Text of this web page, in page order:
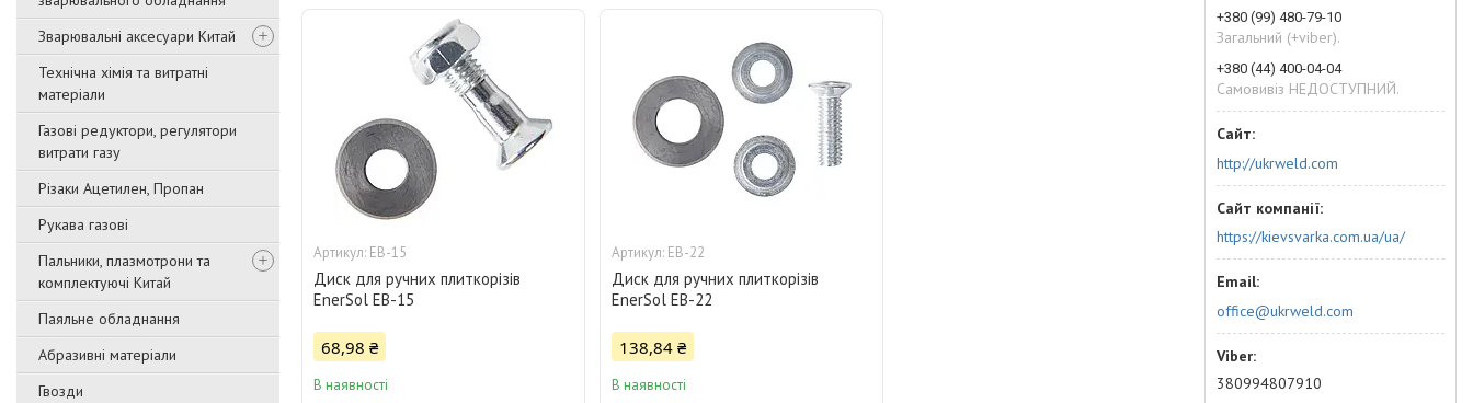
Зварювальні аксесуари Китай
Технічна хімія та витратні
матеріали
Газові редуктори, регулятори
витрати газу
Різаки Ацетилен, Пропан
Рукава газові
Пальники, плазмотрони та
комплектуючі Китай
Паяльне обладнання
Абразивні матеріали
Гвозди
EB-15
Диск для ручних плиткорізів
EnerSol EB-15
68,98 ₴
В наявності
EB-22
Диск для ручних плиткорізів
EnerSol EB-22
138,84 ₴
В наявності
+380 (99) 480-79-10
Загальний (+viber).
+380 (44) 400-04-04
Самовивіз НЕДОСТУПНИЙ.
http://ukrweld.com
https://kievsvarka.com.ua/ua/
office@ukrweld.com
380994807910